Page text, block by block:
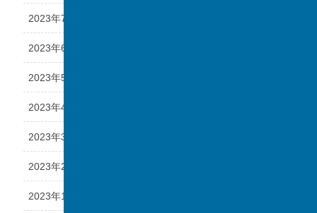
2023年7月
2023年6月
2023年5月
2023年4月
2023年3月
2023年2月
2023年1月